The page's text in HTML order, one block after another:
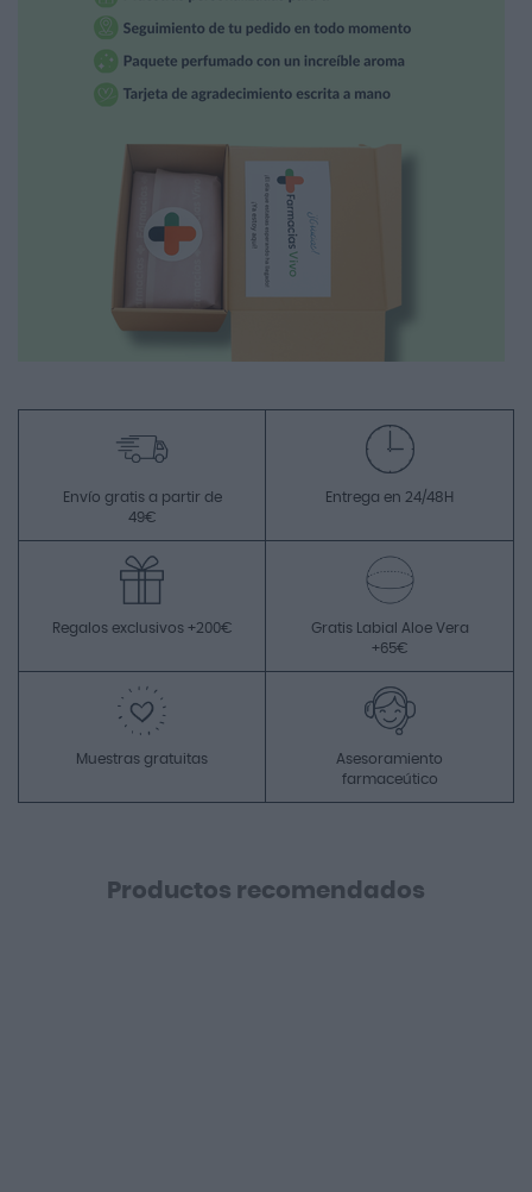
Envío gratis a partir de
49€
Entrega en 24/48H
Regalos exclusivos +200€
Gratis Labial Aloe Vera
+65€
Muestras gratuitas
Asesoramiento
farmaceútico
Productos recomendados